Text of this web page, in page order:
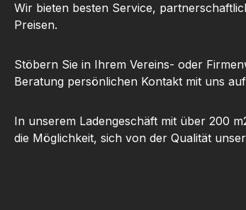
Wir bieten besten Service,
Preisen.
Stöbern Sie in Ihrem Vereins- oder
Beratung persönlichen Kontakt mit uns
In unserem Ladengeschäft mit über 200
die Möglichkeit, sich von der Qualität